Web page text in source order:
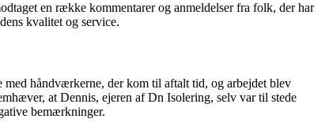
en række kommentarer og anmeldelser fra folk, der har
kvalitet og service.
med håndværkerne, der kom til aftalt tid, og arbejdet blev
at Dennis, ejeren af Dn Isolering, selv var til stede
bemærkninger.